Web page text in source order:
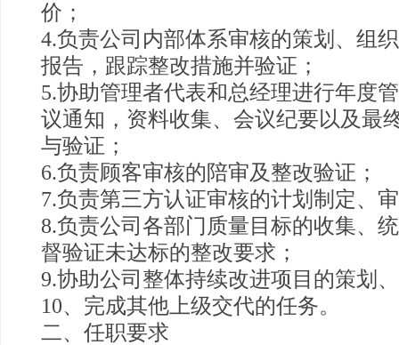
价；
4.负责公司内部体系审核的策划、组
报告，跟踪整改措施并验证；
5.协助管理者代表和总经理进行年度
议通知，资料收集、会议纪要以及最
与验证；
6.负责顾客审核的陪审及整改验证；
7.负责第三方认证审核的计划制定、
8.负责公司各部门质量目标的收集、
督验证未达标的整改要求；
9.协助公司整体持续改进项目的策划
10、完成其他上级交代的任务。
二、任职要求